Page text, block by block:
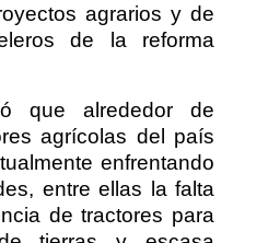
agrarios y de
de la reforma
que alrededor de
agrícolas del país
enfrentando
entre ellas la falta
de tractores para